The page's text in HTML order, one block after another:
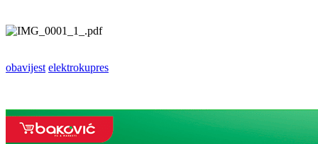
obavijest elektrokupres